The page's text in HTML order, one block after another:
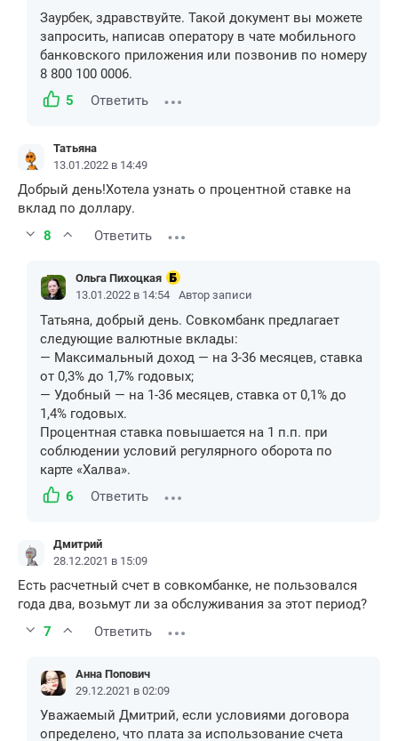
Заурбек, здравствуйте. Такой документ вы можете
запросить, написав оператору в чате мобильного
банковского приложения или позвонив по номеру
8 800 100 0006.
5
Ответить
Татьяна
13.01.2022 в 14:49
Добрый день!Хотела узнать о процентной ставке на
вклад по доллару.
8
Ответить
Ольга Пихоцкая
13.01.2022 в 14:54
Автор записи
Татьяна, добрый день. Совкомбанк предлагает
следующие валютные вклады:
— Максимальный доход — на 3-36 месяцев, ставка
от 0,3% до 1,7% годовых;
— Удобный — на 1-36 месяцев, ставка от 0,1% до
1,4% годовых.
Процентная ставка повышается на 1 п.п. при
соблюдении условий регулярного оборота по
карте «Халва».
6
Ответить
Дмитрий
28.12.2021 в 15:09
Есть расчетный счет в совкомбанке, не пользовался
года два, возьмут ли за обслуживания за этот период?
7
Ответить
Анна Попович
29.12.2021 в 02:09
Уважаемый Дмитрий, если условиями договора
определено, что плата за использование счета